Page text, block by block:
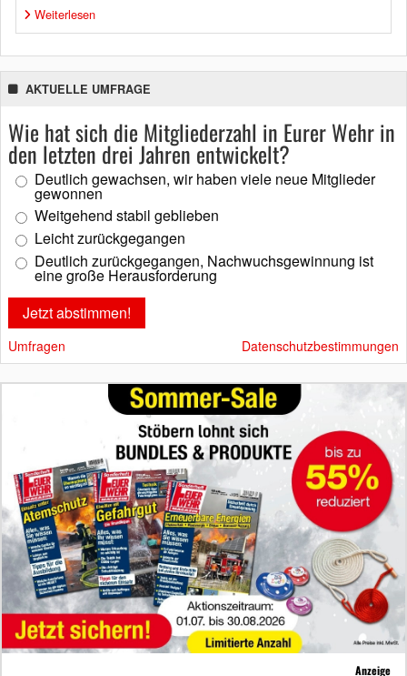
Weiterlesen
AKTUELLE UMFRAGE
Wie hat sich die Mitgliederzahl in Eurer Wehr in
den letzten drei Jahren entwickelt?
Deutlich gewachsen, wir haben viele neue Mitglieder
gewonnen
Weitgehend stabil geblieben
Leicht zurückgegangen
Deutlich zurückgegangen, Nachwuchsgewinnung ist
eine große Herausforderung
Umfragen Datenschutzbestimmungen
Anzeige